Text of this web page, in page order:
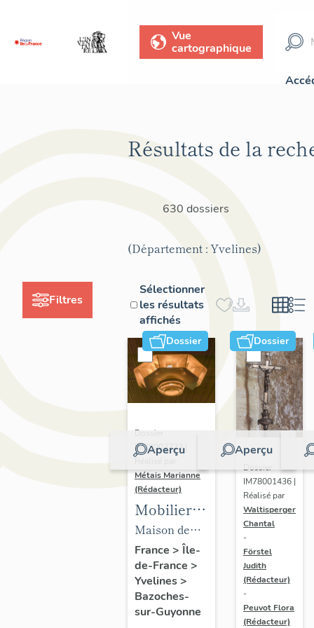
Vue
cartographique
Filtres
Résultats de la
630 dossiers
(Département : Yvelines)
Sélectionner
les résultats
affichés
Dossier
Aperçu
Dossier
IM78002723 |
Métais Marianne
(Rédacteur)
Mobilier
de la
maison
Louis
Carré
Maison de
villégiature
dite maison
Louis Carré
France > Île-
de-France >
Yvelines>
Bazoches-
sur-Guyonne
Dossier
Aperçu
Dossier
IM78001436 |
Réalisé par
Waltisperger
Chantal
-
Förstel
Judith
(Rédacteur)
-
Peuvot Flora
(Rédacteur)